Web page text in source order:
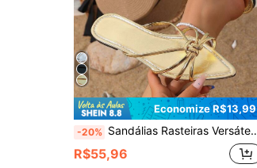
Economize R$13,99
-20% Sandálias Rasteiras Versáteis de Cor Sólida para Mulheres, Chinelos Casuais de Praia, Chinelos de Verão
R$55,96